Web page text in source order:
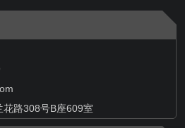
路308号B座609室